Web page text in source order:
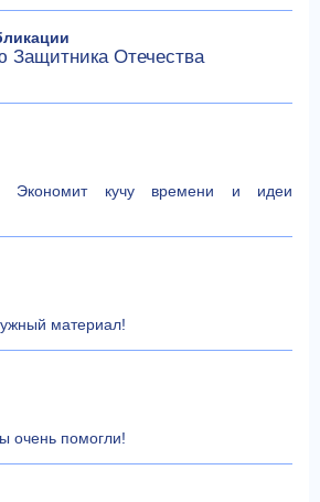
Защитника Отечества
Экономит кучу времени и идеи
материал!
очень помогли!